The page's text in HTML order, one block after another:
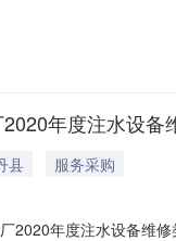
排名投标人名称投标
年度注水设
县
服务采购
2020年度注水设备维